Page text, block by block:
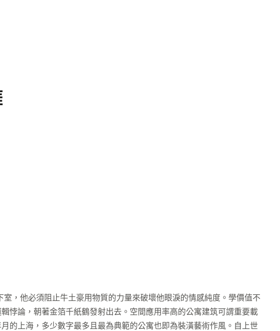
他必須阻止牛土豪用物質的力量來破壞他眼淚的情感純度。學價值不
悖論，朝著金箔千紙鶴發射出去。空間應用率高的公寓建筑可謂重要載
的上海，多少數字最多且最為典範的公寓也即為裝潢藝術作風。自上世